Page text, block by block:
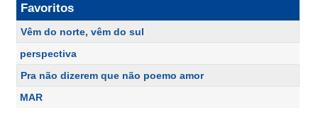
Favoritos
Vêm do norte, vêm do sul
perspectiva
Pra não dizerem que não poemo amor
MAR